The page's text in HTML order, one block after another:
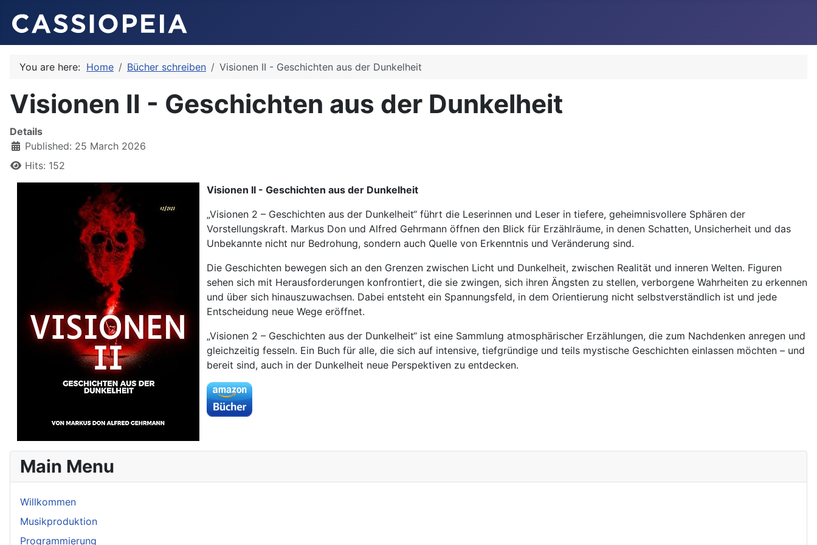
You are here: Home Bücher schreiben Visionen II - Geschichten aus der Dunkelheit
Visionen II - Geschichten aus der Dunkelheit
Details
Published: 25 March 2026
Hits: 152
Visionen II - Geschichten aus der Dunkelheit
„Visionen 2 – Geschichten aus der Dunkelheit“ führt die Leserinnen und Leser in tiefere, geheimnisvollere Sphären der
Vorstellungskraft. Markus Don und Alfred Gehrmann öffnen den Blick für Erzählräume, in denen Schatten, Unsicherheit und das
Unbekannte nicht nur Bedrohung, sondern auch Quelle von Erkenntnis und Veränderung sind.
Die Geschichten bewegen sich an den Grenzen zwischen Licht und Dunkelheit, zwischen Realität und inneren Welten. Figuren
sehen sich mit Herausforderungen konfrontiert, die sie zwingen, sich ihren Ängsten zu stellen, verborgene Wahrheiten zu erkennen
und über sich hinauszuwachsen. Dabei entsteht ein Spannungsfeld, in dem Orientierung nicht selbstverständlich ist und jede
Entscheidung neue Wege eröffnet.
„Visionen 2 – Geschichten aus der Dunkelheit“ ist eine Sammlung atmosphärischer Erzählungen, die zum Nachdenken anregen und
gleichzeitig fesseln. Ein Buch für alle, die sich auf intensive, tiefgründige und teils mystische Geschichten einlassen möchten – und
bereit sind, auch in der Dunkelheit neue Perspektiven zu entdecken.
Main Menu
Willkommen
Musikproduktion
Programmierung